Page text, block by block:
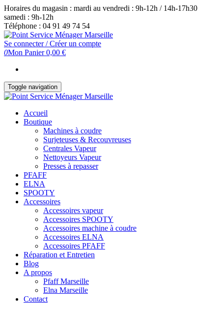
Skip
to
the
content
Horaires du magasin : mardi au vendredi : 9h-12h / 14h-17h30
samedi : 9h-12h
Téléphone : 04 91 49 74 54
Se connecter / Créer un compte
0Mon Panier0,00 €
Toggle navigation
Accueil
Boutique
Machines à coudre
Surjeteuses & Recouvreuses
Centrales Vapeur
Nettoyeurs Vapeur
Presses à repasser
PFAFF
ELNA
SPOOTY
Accessoires
Accessoires vapeur
Accessoires SPOOTY
Accessoires machine à coudre
Accessoires ELNA
Accessoires PFAFF
Réparation et Entretien
Blog
A propos
Pfaff Marseille
Elna Marseille
Contact